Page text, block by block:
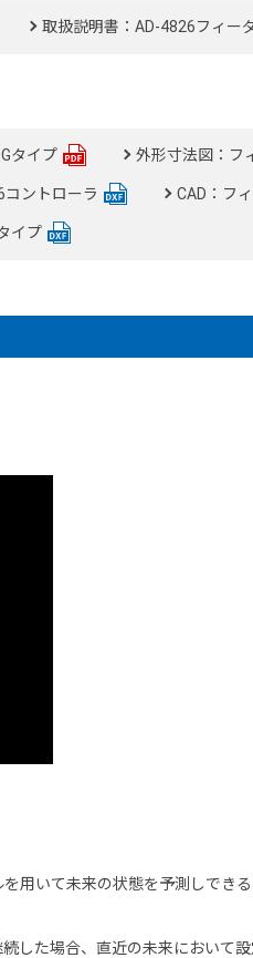
取扱説明書：AD-4826フィー
タイプ 外形寸法図：フ
コントローラ CAD：フ
イプ
用いて未来の状態を予測しでき
した場合、直近の未来において